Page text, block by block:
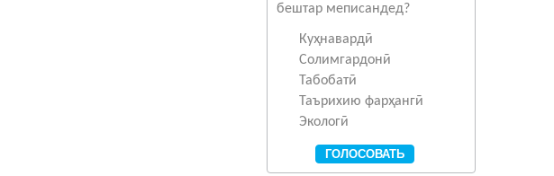
бештар меписандед?
Куҳнавардӣ
Солимгардонӣ
Табобатӣ
Таърихию фарҳангӣ
Экологӣ